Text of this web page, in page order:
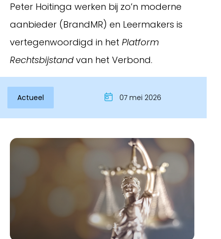
Peter Hoitinga werken bij zo’n moderne
aanbieder (BrandMR) en Leermakers is
vertegenwoordigd in het Platform
Rechtsbijstand van het Verbond.
Actueel 07 mei 2026